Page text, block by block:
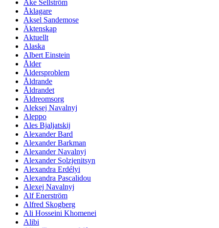
Åke Sellström
Åklagare
Aksel Sandemose
Äktenskap
Aktuellt
Alaska
Albert Einstein
Ålder
Åldersproblem
Åldrande
Åldrandet
Äldreomsorg
Aleksej Navalnyj
Aleppo
Ales Bjaljatskij
Alexander Bard
Alexander Barkman
Alexander Navalnyj
Alexander Solzjenitsyn
Alexandra Erdélyi
Alexandra Pascalidou
Alexej Navalnyj
Alf Enerström
Alfred Skogberg
Ali Hosseini Khomenei
Alibi